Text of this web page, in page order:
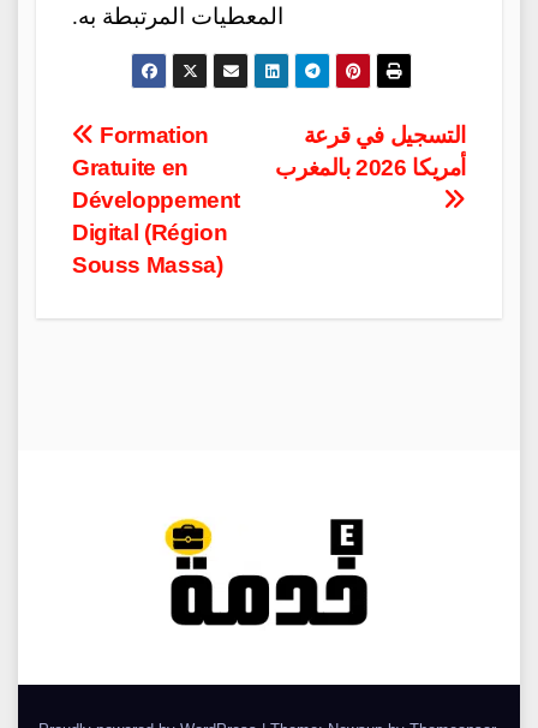
المعطيات المرتبطة به.
Post
navigation
التسجيل في قرعة
أمريكا 2026 بالمغرب
Formation
Gratuite en
Développement
Digital (Région
Souss Massa)